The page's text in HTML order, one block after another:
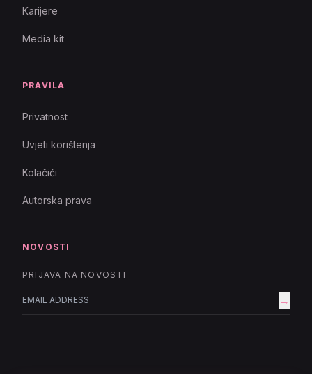
Karijere
Media kit
PRAVILA
Privatnost
Uvjeti korištenja
Kolačići
Autorska prava
NOVOSTI
PRIJAVA NA NOVOSTI
→